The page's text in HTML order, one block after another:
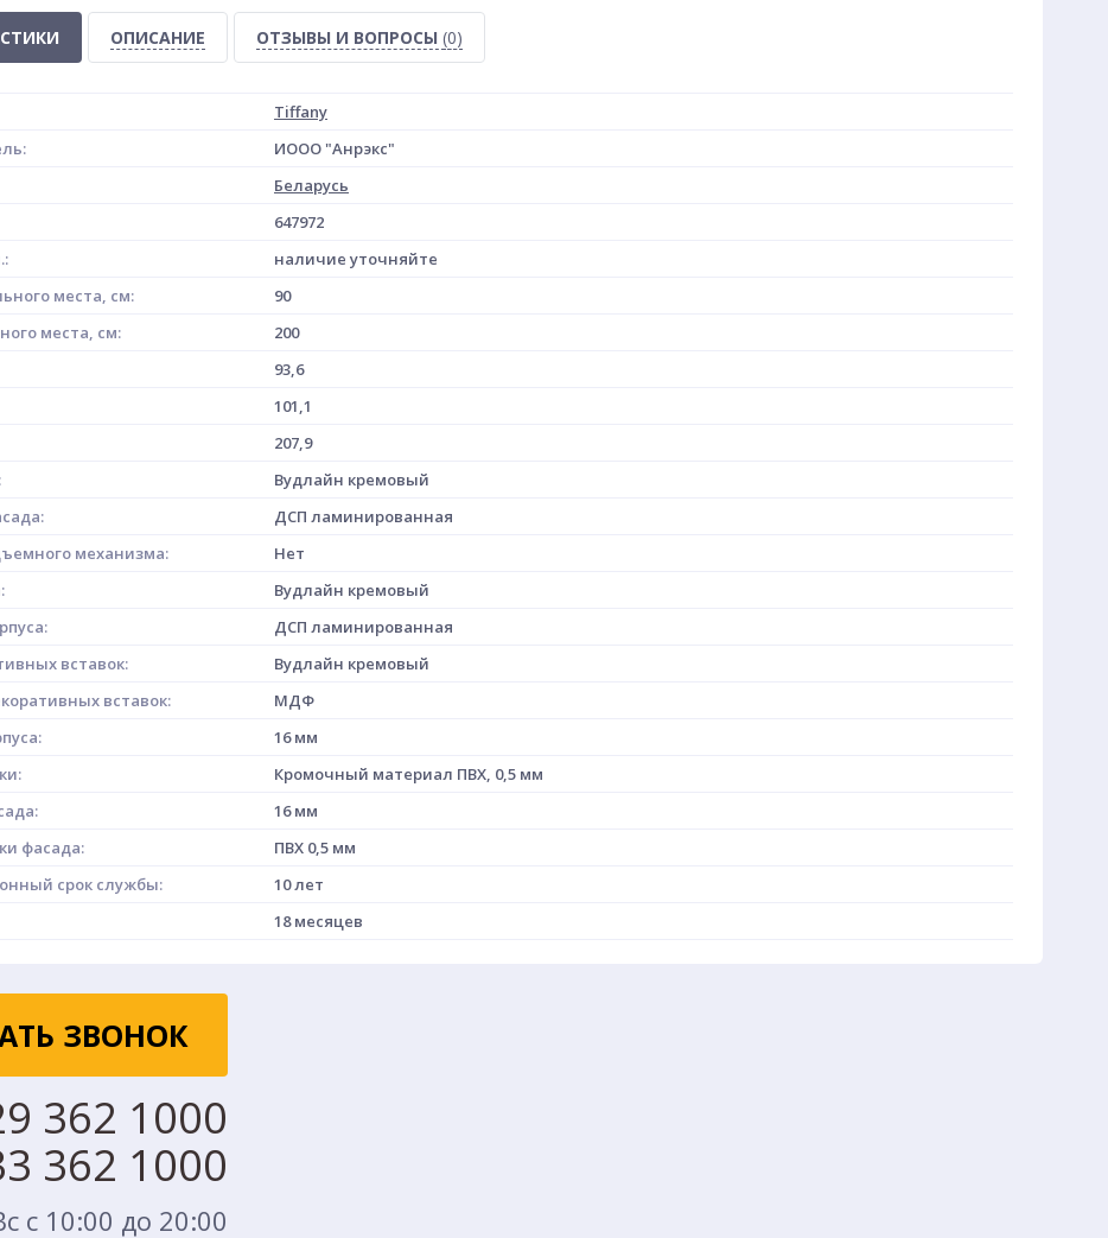
ОПИСАНИЕ ОТЗЫВЫ И ВОПРОСЫ (0)
Tiffany
ИООО "Анрэкс"
Беларусь
647972
наличие уточняйте
места, см:
90
места, см:
200
93,6
101,1
207,9
Вудлайн кремовый
ДСП ламинированная
механизма:
Нет
Вудлайн кремовый
ДСП ламинированная
вставок:
Вудлайн кремовый
вставок:
МДФ
16 мм
Кромочный материал ПВХ, 0,5 мм
16 мм
фасада:
ПВХ 0,5 мм
срок службы:
10 лет
18 месяцев
ЗВОНОК
362 1000
362 1000
с 10:00 до 20:00